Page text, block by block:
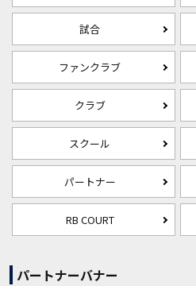
試合
ファンクラブ
クラブ
スクール
パートナー
RB COURT
パートナーバナー